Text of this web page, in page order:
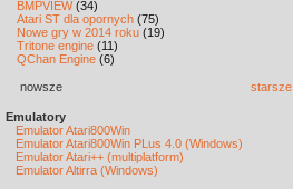
BMPVIEW(34)
Atari ST dla opornych (75)
Nowe gry w 2014 roku (19)
Tritone engine (11)
QChan Engine (6)
nowsze starsze
Emulatory
Emulator Atari800Win
Emulator Atari800Win PLus 4.0 (Windows)
Emulator Atari++ (multiplatform)
Emulator Altirra (Windows)